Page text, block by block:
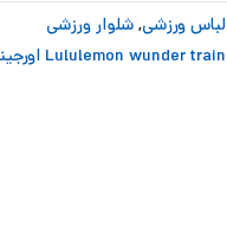
لباس ورزشی,شلوار ورزشی